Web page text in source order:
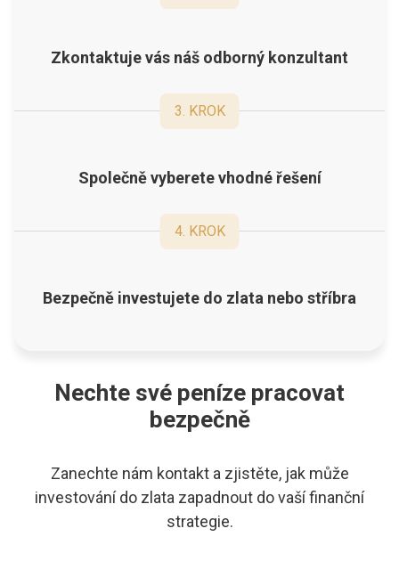
Zkontaktuje vás náš odborný konzultant
3. KROK
Společně vyberete vhodné řešení
4. KROK
Bezpečně investujete do zlata nebo stříbra
Nechte své peníze pracovat
bezpečně
Zanechte nám kontakt a zjistěte, jak může
investování do zlata zapadnout do vaší finanční
strategie.